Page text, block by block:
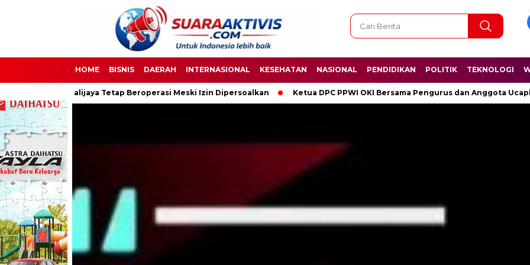
HOME BISNIS DAERAH INTERNASIONAL KESEHATAN NASIONAL PENDIDIKAN POLITIK TEKNOLOGI
Beroperasi Meski Izin Dipersoalkan Ketua DPC PPWI OKI Bersama Pengurus dan Anggota Ucapkan Selamat Hari